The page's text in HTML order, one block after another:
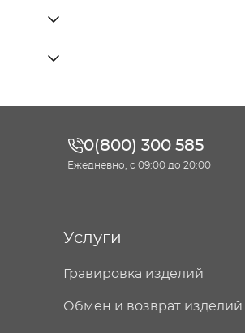
0(800) 300 585
Ежедневно, с 09:00 до 20:00
Услуги
Гравировка изделий
Обмен и возврат изделий